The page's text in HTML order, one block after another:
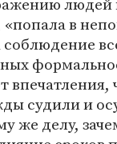
в
судили и
же делу,